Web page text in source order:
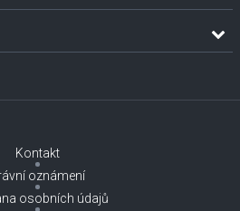
Kontakt
oznámení
osobních údajů